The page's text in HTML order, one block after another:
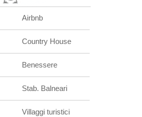
Airbnb
Country House
Benessere
Stab. Balneari
Villaggi turistici